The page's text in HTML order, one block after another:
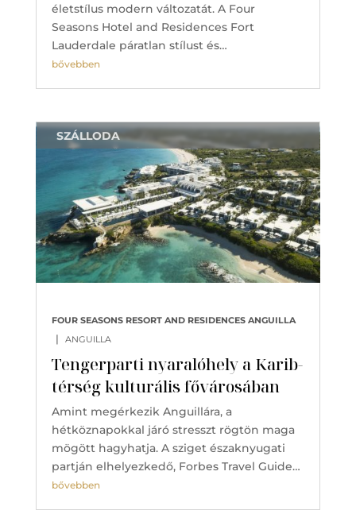
életstílus modern változatát. A Four
Seasons Hotel and Residences Fort
Lauderdale páratlan stílust és…
bővebben
Tengerparti nyaralóhely a Karib-
térség kulturális fővárosában
FOUR SEASONS RESORT AND RESIDENCES ANGUILLA
| ANGUILLA
SZÁLLODA
Amint megérkezik Anguillára, a
hétköznapokkal járó stresszt rögtön maga
mögött hagyhatja. A sziget északnyugati
partján elhelyezkedő, Forbes Travel Guide…
bővebben